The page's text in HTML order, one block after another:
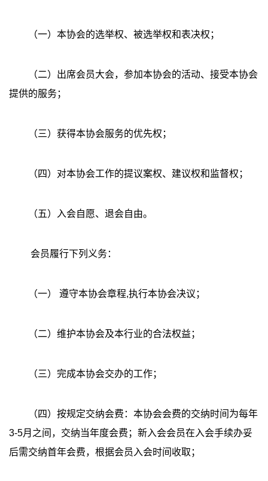
（一）本协会的选举权、被选举权和表决权；
（二）出席会员大会，参加本协会的活动、接受本协会
提供的服务；
（三）获得本协会服务的优先权；
（四）对本协会工作的提议案权、建议权和监督权；
（五）入会自愿、退会自由。
会员履行下列义务：
（一） 遵守本协会章程,执行本协会决议；
（二）维护本协会及本行业的合法权益；
（三）完成本协会交办的工作；
（四）按规定交纳会费：本协会会费的交纳时间为每年
3-5月之间，交纳当年度会费；新入会会员在入会手续办妥
后需交纳首年会费，根据会员入会时间收取；